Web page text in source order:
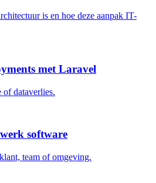
is en hoe deze aanpak IT-
met Laravel
dataverlies.
software
team of omgeving.